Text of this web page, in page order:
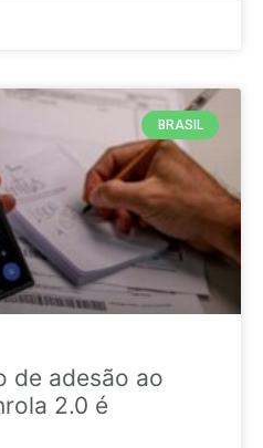
BRASIL
de adesão ao
2.0 é